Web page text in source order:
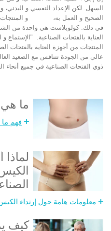
السهل. لكن الإعداد النفسي و
الصحيح و العمل به، و المنتجات
في ذلك. كولوبلاست هي واحدة من
العناية بالفتحات الصناعية. "الإستماع و
المنتجات من أجهزة العناية
عالي من الجودة تتنافس مع الصعيد
ذوي الفتحات الصناعية في جميع أنحاء
ما هي
فهم ما
لماذا
معلومات هامة حول إرتداء
كيف